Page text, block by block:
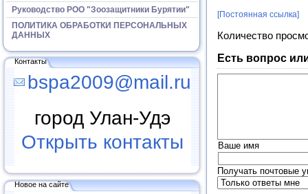
Руководство РОО "Зоозащитники Бурятии"
ПОЛИТИКА ОБРАБОТКИ ПЕРСОНАЛЬНЫХ
ДАННЫХ
Контакты
bspa2009@mail.ru
город Улан-Удэ
Открыть контакты
Новое на сайте
[Постоянная ссылка]
Количество
Есть вопрос
Ваше имя
Получать почтовые